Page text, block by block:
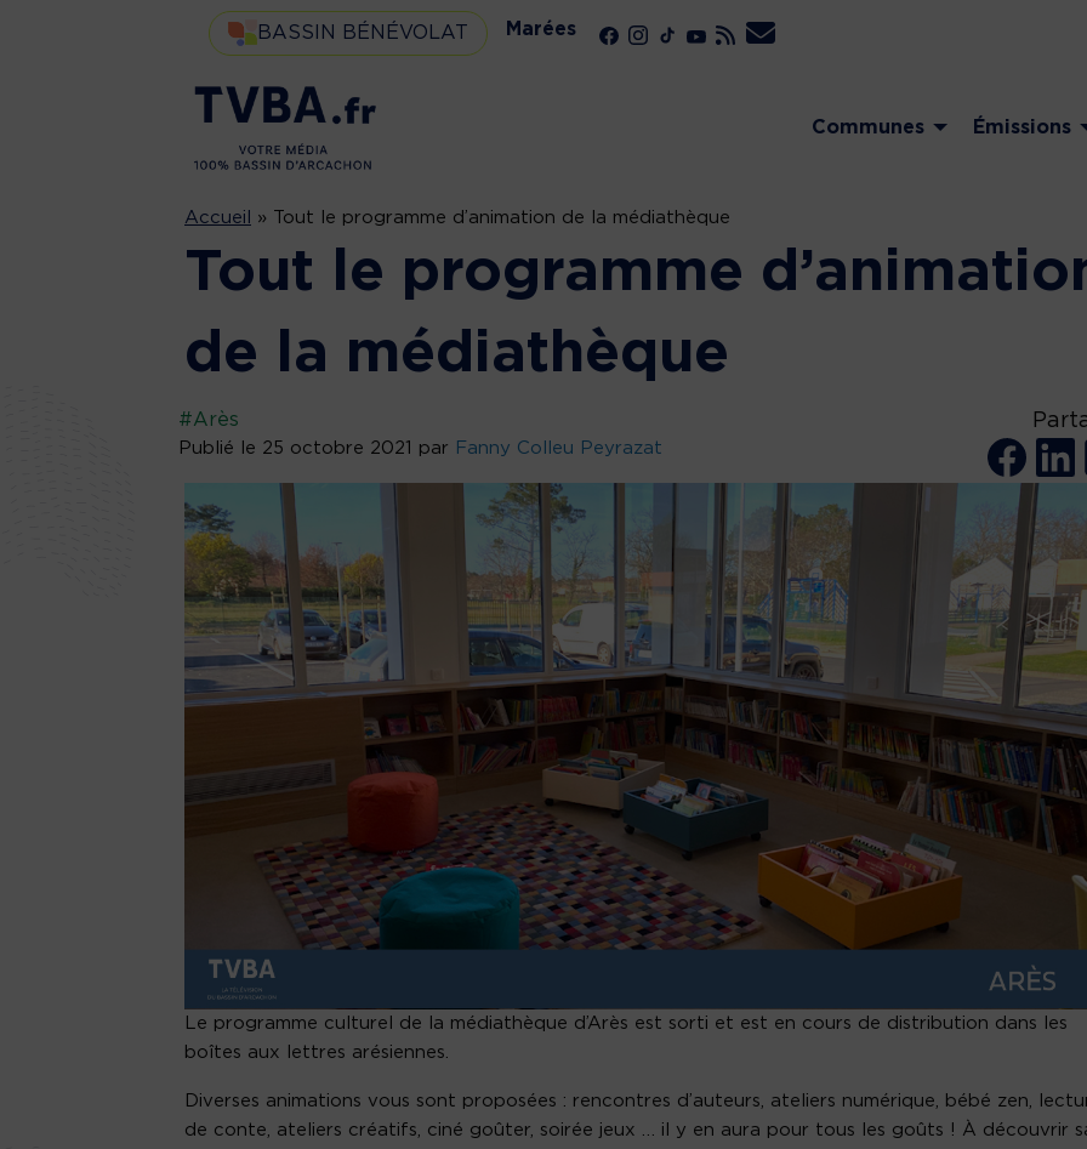
BASSIN BÉNÉVOLAT Marées
Communes Émissions
Accueil » Tout le programme d’animation de la médiathèque
Tout le programme
de la médiathèque
#Arès
Publié le 25 octobre 2021 par Fanny Colleu Peyrazat
Le programme culturel de la médiathèque d’Arès est sorti et est en cours de distribution dans les
boîtes aux lettres arésiennes.
Diverses animations vous sont proposées : rencontres d’auteurs, ateliers numérique, bébé zen,
de conte, ateliers créatifs, ciné goûter, soirée jeux … il y en aura pour tous les goûts ! À découvrir